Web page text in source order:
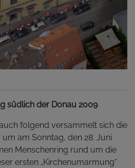
südlich der Donau 2009
folgend versammelt sich die
am Sonntag, den 28. Juni
Menschenring rund um die
ersten „Kirchenumarmung“